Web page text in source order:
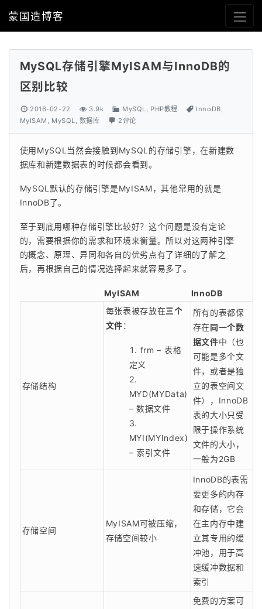
蒙国造博客
MySQL存储引擎MyISAM与InnoDB的
区别比较
2016-02-22 3.9k MySQL, PHP教程 InnoDB,
MyISAM , MySQL, 数据库 2评论
使用MySQL当然会接触到MySQL的存储引擎，在新建数
据库和新建数据表的时候都会看到。
MySQL默认的存储引擎是MyISAM，其他常用的就是
InnoDB了。
至于到底用哪种存储引擎比较好？这个问题是没有定论
的，需要根据你的需求和环境来衡量。所以对这两种引擎
的概念、原理、异同和各自的优劣点有了详细的了解之
后，再根据自己的情况选择起来就容易多了。
MyISAM InnoDB
存储结构
每张表被存放在三个
文件：
frm – 表格
定义
MYD(MYData)
– 数据文件
MYI(MYIndex)
– 索引文件
所有的表都保
存在同一个数
据文件中（也
可能是多个文
件，或者是独
立的表空间文
件），InnoDB
表的大小只受
限于操作系统
文件的大小，
一般为2GB
存储空间
MyISAM可被压缩，
存储空间较小
InnoDB的表需
要更多的内存
和存储，它会
在主内存中建
立其专用的缓
冲池，用于高
速缓冲数据和
索引
免费的方案可